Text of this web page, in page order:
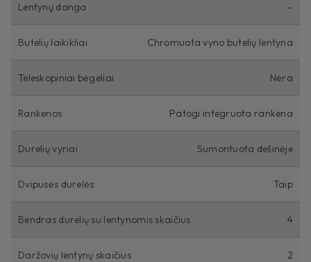
Lentynų danga –
Butelių laikikliai Chromuota vyno butelių lentyna
Teleskopiniai bėgeliai Nėra
Rankenos Patogi integruota rankena
Durelių vyriai Sumontuota dešinėje
Dvipusės durelės Taip
Bendras durelių su lentynomis skaičius 4
Daržovių lentynų skaičius 2